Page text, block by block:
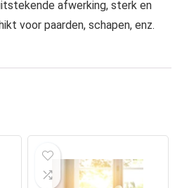
afwerking, sterk en
voor paarden, schapen, enz.